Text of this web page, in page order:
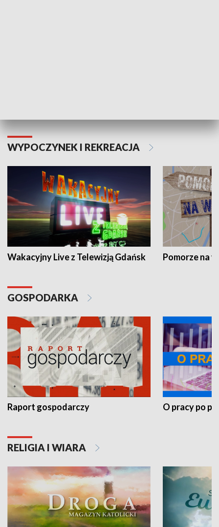
WYPOCZYNEK I REKREACJA
Wakacyjny Live z Telewizją Gdańsk Pomorze na
GOSPODARKA
Raport gospodarczy O pracy po
RELIGIA I WIARA